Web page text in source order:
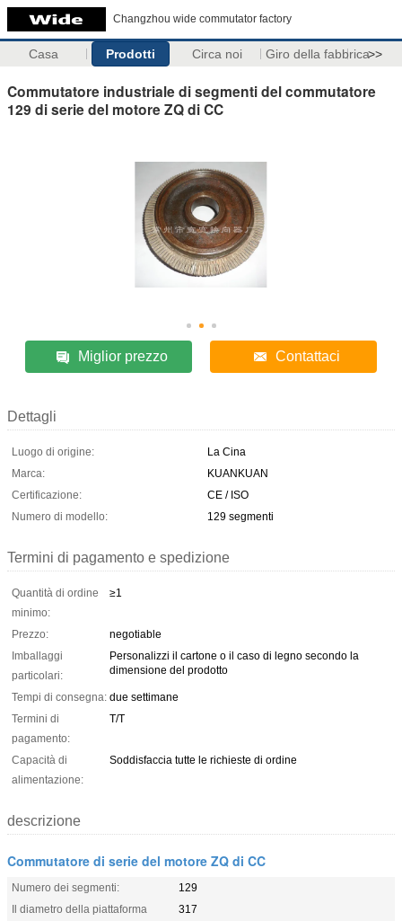
Changzhou wide commutator factory
Casa Prodotti Circa noi Giro della fabbrica>>
Commutatore industriale di segmenti del commutatore
129 di serie del motore ZQ di CC
Miglior prezzo Contattaci
Dettagli
Luogo di origine:
La Cina
Marca:
KUANKUAN
Certificazione:
CE / ISO
Numero di modello:
129 segmenti
Termini di pagamento e spedizione
Quantità di ordine
minimo:
≥1
Prezzo:
negotiable
Imballaggi
particolari:
Personalizzi il cartone o il caso di legno secondo la
dimensione del prodotto
Tempi di consegna: due settimane
Termini di
pagamento:
T/T
Capacità di
alimentazione:
Soddisfaccia tutte le richieste di ordine
descrizione
Commutatore di serie del motore ZQ di CC
Numero dei segmenti:
129
Il diametro della piattaforma
317